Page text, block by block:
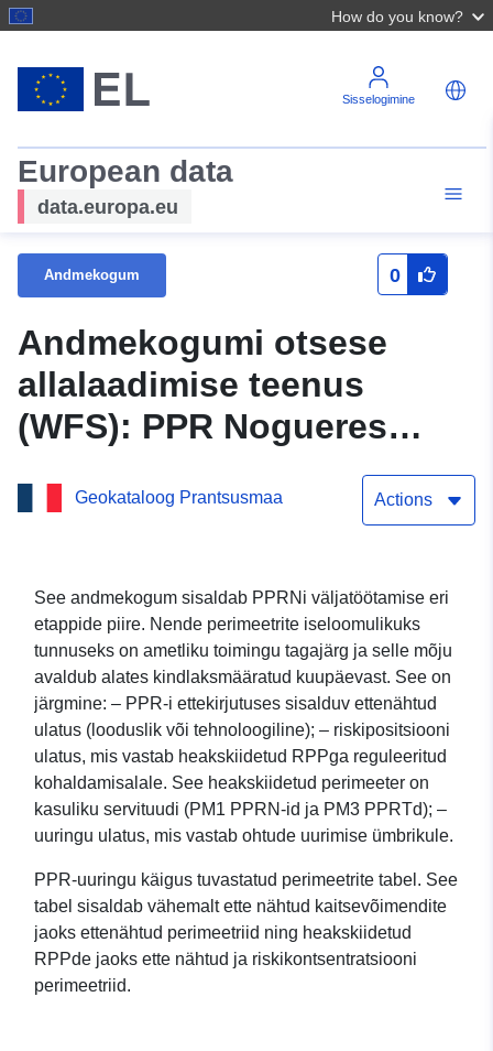
How do you know?
Sisselogimine
European data
data.europa.eu
Andmekogum 0
Andmekogumi otsese
allalaadimise teenus
(WFS): PPR Nogueres
(64DDTM20080009) –
Nogueres’i üleujutuste
perimeeter, Pyrénées-
Atlantiques’i departemang.
Geokataloog Prantsusmaa Actions
See andmekogum sisaldab PPRNi väljatöötamise eri
etappide piire. Nende perimeetrite iseloomulikuks
tunnuseks on ametliku toimingu tagajärg ja selle mõju
avaldub alates kindlaksmääratud kuupäevast. See on
järgmine: – PPR-i ettekirjutuses sisalduv ettenähtud
ulatus (looduslik või tehnoloogiline); – riskipositsiooni
ulatus, mis vastab heakskiidetud RPPga reguleeritud
kohaldamisalale. See heakskiidetud perimeeter on
kasuliku servituudi (PM1 PPRN-id ja PM3 PPRTd); –
uuringu ulatus, mis vastab ohtude uurimise ümbrikule.
PPR-uuringu käigus tuvastatud perimeetrite tabel. See
tabel sisaldab vähemalt ette nähtud kaitsevõimendite
jaoks ettenähtud perimeetriid ning heakskiidetud
RPPde jaoks ette nähtud ja riskikontsentratsiooni
perimeetriid.